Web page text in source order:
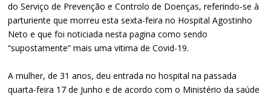
do Serviço de Prevenção e Controlo de Doenças, referindo-se à
parturiente que morreu esta sexta-feira no Hospital Agostinho
Neto e que foi noticiada nesta pagina como sendo
“supostamente” mais uma vitima de Covid-19.
A mulher, de 31 anos, deu entrada no hospital na passada
quarta-feira 17 de Junho e de acordo com o Ministério da saúde